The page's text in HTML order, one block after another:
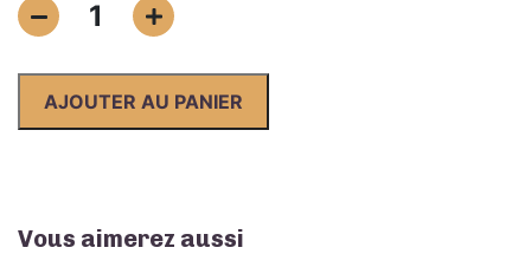
quantité
de
AD80
2026
1
AJOUTER AU PANIER
Vous aimerez aussi